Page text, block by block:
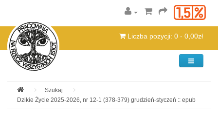
Liczba pozycji: 0 - 0,00zł
Kategorie
Szukaj
Dzikie Życie 2025-2026, nr 12-1 (378-379) grudzień-styczeń :: epub